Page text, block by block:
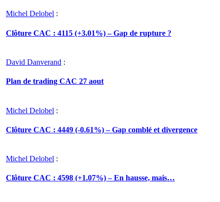
Michel Delobel :
Clôture CAC : 4115 (+3.01%) – Gap de rupture ?
David Danverand :
Plan de trading CAC 27 aout
Michel Delobel :
Clôture CAC : 4449 (-0.61%) – Gap comblé et divergence
Michel Delobel :
Clôture CAC : 4598 (+1.07%) – En hausse, mais…